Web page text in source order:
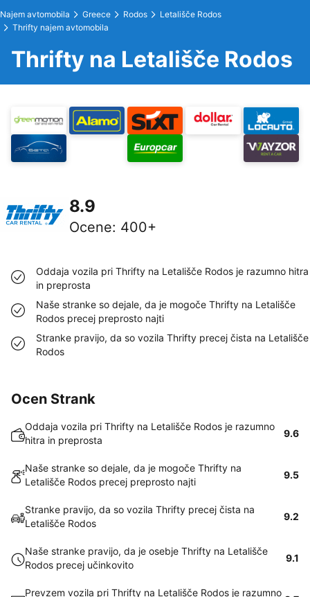
Najem avtomobila Greece Rodos
Letališče Rodos
Thrifty najem avtomobila
Thrifty na Letališče Rodos
8.9
Ocene: 400+
Oddaja vozila pri Thrifty na Letališče Rodos je razumno hitra
in preprosta
Naše stranke so dejale, da je mogoče Thrifty na Letališče
Rodos precej preprosto najti
Stranke pravijo, da so vozila Thrifty precej čista na Letališče
Rodos
Ocen Strank
Oddaja vozila pri Thrifty na Letališče Rodos je razumno
hitra in preprosta
9.6
Naše stranke so dejale, da je mogoče Thrifty na
Letališče Rodos precej preprosto najti
9.5
Stranke pravijo, da so vozila Thrifty precej čista na
Letališče Rodos
9.2
Naše stranke pravijo, da je osebje Thrifty na Letališče
Rodos precej učinkovito
9.1
Prevzem vozila pri Thrifty na Letališče Rodos je razumno